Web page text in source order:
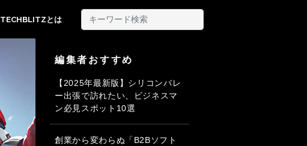
TECHBLITZとは
編集者おすすめ
【2025年最新版】シリコンバレ
ー出張で訪れたい、ビジネスマ
ン必見スポット10選
創業から変わらぬ「B2Bソフト